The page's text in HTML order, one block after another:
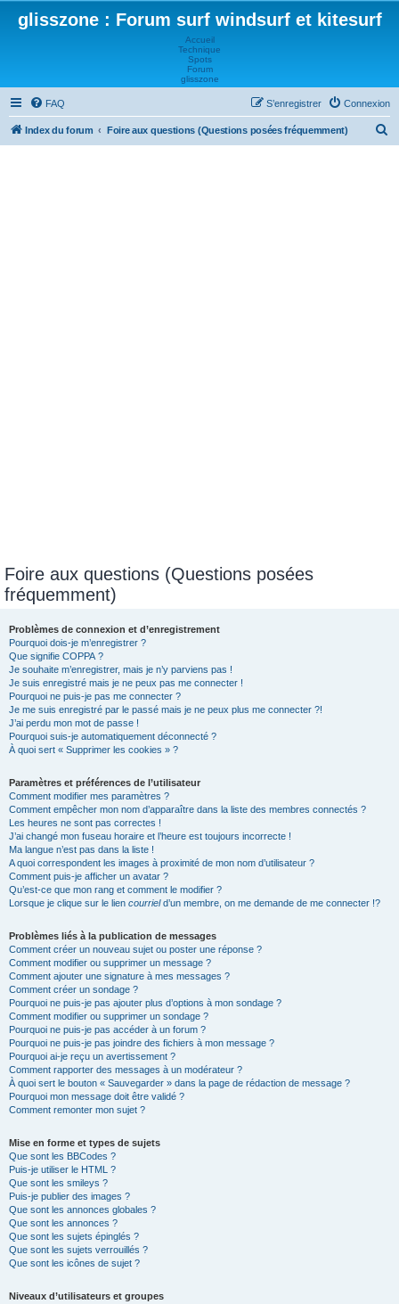
glisszone : Forum surf windsurf et kitesurf
Accueil
Technique
Spots
Forum
glisszone
FAQ Connexion
S’enregistrer
Index du forum Foire aux questions (Questions posées fréquemment)
Foire aux questions (Questions posées
fréquemment)
Problèmes de connexion et d’enregistrement
Pourquoi dois-je m’enregistrer ?
Que signifie COPPA ?
Je souhaite m’enregistrer, mais je n’y parviens pas !
Je suis enregistré mais je ne peux pas me connecter !
Pourquoi ne puis-je pas me connecter ?
Je me suis enregistré par le passé mais je ne peux plus me connecter ?!
J’ai perdu mon mot de passe !
Pourquoi suis-je automatiquement déconnecté ?
À quoi sert « Supprimer les cookies » ?
Paramètres et préférences de l’utilisateur
Comment modifier mes paramètres ?
Comment empêcher mon nom d’apparaître dans la liste des membres connectés ?
Les heures ne sont pas correctes !
J’ai changé mon fuseau horaire et l’heure est toujours incorrecte !
Ma langue n’est pas dans la liste !
A quoi correspondent les images à proximité de mon nom d’utilisateur ?
Comment puis-je afficher un avatar ?
Qu’est-ce que mon rang et comment le modifier ?
Lorsque je clique sur le lien courrield’un membre, on me demande de me connecter !?
Problèmes liés à la publication de messages
Comment créer un nouveau sujet ou poster une réponse ?
Comment modifier ou supprimer un message ?
Comment ajouter une signature à mes messages ?
Comment créer un sondage ?
Pourquoi ne puis-je pas ajouter plus d’options à mon sondage ?
Comment modifier ou supprimer un sondage ?
Pourquoi ne puis-je pas accéder à un forum ?
Pourquoi ne puis-je pas joindre des fichiers à mon message ?
Pourquoi ai-je reçu un avertissement ?
Comment rapporter des messages à un modérateur ?
À quoi sert le bouton « Sauvegarder » dans la page de rédaction de message ?
Pourquoi mon message doit être validé ?
Comment remonter mon sujet ?
Mise en forme et types de sujets
Que sont les BBCodes ?
Puis-je utiliser le HTML ?
Que sont les smileys ?
Puis-je publier des images ?
Que sont les annonces globales ?
Que sont les annonces ?
Que sont les sujets épinglés ?
Que sont les sujets verrouillés ?
Que sont les icônes de sujet ?
Niveaux d’utilisateurs et groupes